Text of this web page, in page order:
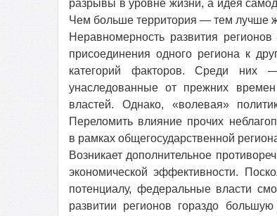
разрывы в уровне жизни, а идея
Чем больше территория — тем лучше
Неравномерность развития
присоединения одного региона к
категорий факторов. Среди них
унаследованные от прежних
властей. Однако, «волевая»
Переломить влияние прочих
в рамках общегосударственной
Возникает дополнительное
экономической эффективности.
потенциалу, федеральные власти
развитии регионов гораздо